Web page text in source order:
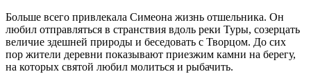
Больше всего привлекала Симеона жизнь отшельника. Он
любил отправляться в странствия вдоль реки Туры, созерцать
величие здешней природы и беседовать с Творцом. До сих
пор жители деревни показывают приезжим камни на берегу,
на которых святой любил молиться и рыбачить.